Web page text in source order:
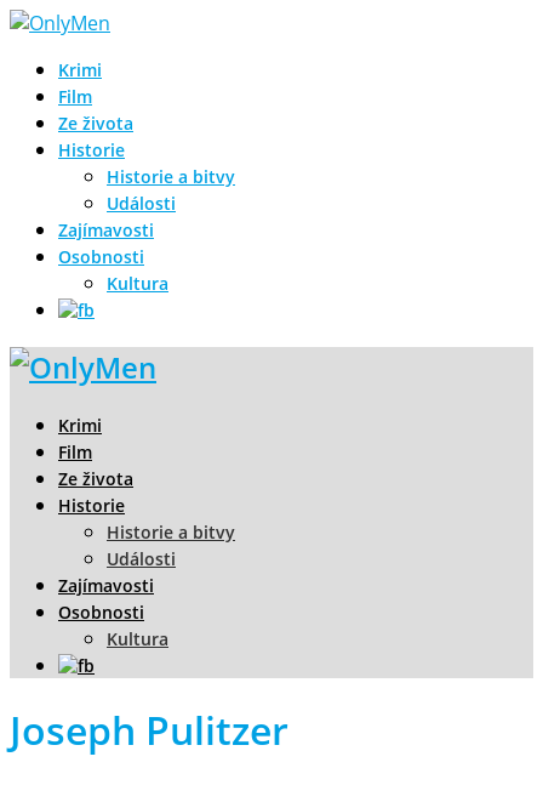
Krimi
Film
Ze života
Historie
Historie a bitvy
Události
Zajímavosti
Osobnosti
Kultura
Krimi
Film
Ze života
Historie
Historie a bitvy
Události
Zajímavosti
Osobnosti
Kultura
Joseph Pulitzer